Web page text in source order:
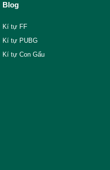
Blog
Kí tự FF
Kí tự PUBG
Kí tự Con Gấu